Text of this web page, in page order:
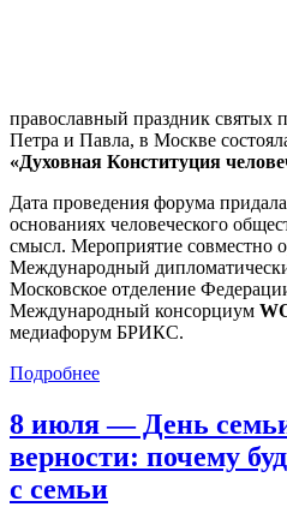
православный праздник святых
Петра и Павла, в Москве
«Духовная Конституция
Дата проведения форума
основаниях человеческого
смысл. Мероприятие совместно
Международный
Московское отделение
Международный консорциум
медиафорум БРИКС.
Подробнее
8 июля — День
верности: почему
с семьи